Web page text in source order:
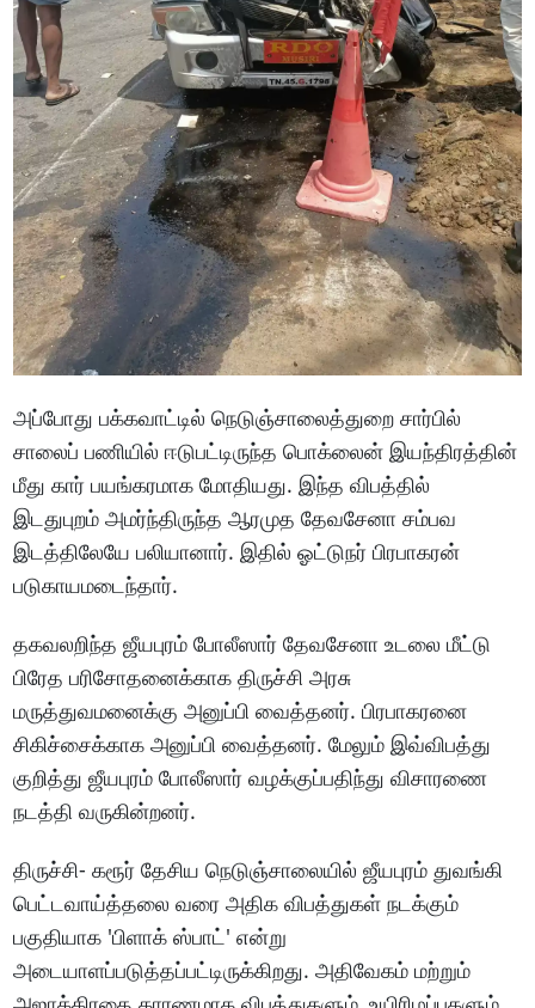
அப்போது பக்கவாட்டில் நெடுஞ்சாலைத்துறை சார்பில்
சாலைப் பணியில் ஈடுபட்டிருந்த பொக்லைன் இயந்திரத்தின்
மீது கார் பயங்கரமாக மோதியது. இந்த விபத்தில்
இடதுபுறம் அமர்ந்திருந்த ஆரமுத தேவசேனா சம்பவ
இடத்திலேயே பலியானார். இதில் ஓட்டுநர் பிரபாகரன்
படுகாயமடைந்தார்.
தகவலறிந்த ஜீயபுரம் போலீஸார் தேவசேனா உடலை மீட்டு
பிரேத பரிசோதனைக்காக திருச்சி அரசு
மருத்துவமனைக்கு அனுப்பி வைத்தனர். பிரபாகரனை
சிகிச்சைக்காக அனுப்பி வைத்தனர். மேலும் இவ்விபத்து
குறித்து ஜீயபுரம் போலீஸார் வழக்குப்பதிந்து விசாரணை
நடத்தி வருகின்றனர்.
திருச்சி- கரூர் தேசிய நெடுஞ்சாலையில் ஜீயபுரம் துவங்கி
பெட்டவாய்த்தலை வரை அதிக விபத்துகள் நடக்கும்
பகுதியாக 'பிளாக் ஸ்பாட்' என்று
அடையாளப்படுத்தப்பட்டிருக்கிறது. அதிவேகம் மற்றும்